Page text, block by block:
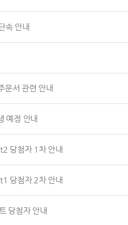
속 안내
문서 관련 안내
예정 안내
당첨자 1차 안내
당첨자 2차 안내
당첨자 안내